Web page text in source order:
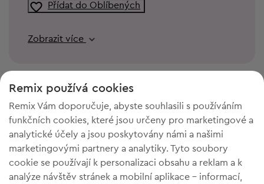
Přídat do Oblíbených
Zobrazit více
POTŘEBUJETE PROSTOR VE
Remix používá cookies
Remix Vám doporučuje, abyste souhlasili s používáním
funkčních cookies, které jsou určeny pro marketingové a
analytické účely a jsou poskytovány námi a našimi
marketingovými partnery a analytiky. Tyto soubory
cookie se používají k personalizaci obsahu a reklam a k
analýze návštěv stránek a mobilní aplikace - informací,